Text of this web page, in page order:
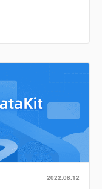
2022.08.12